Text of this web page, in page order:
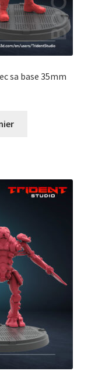
sa base 35mm